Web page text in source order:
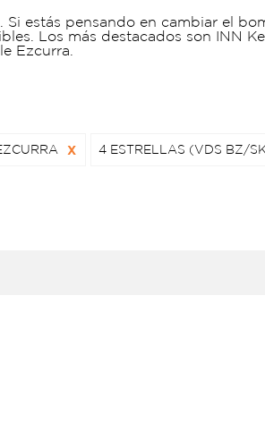
estás pensando en cambiar el
Los más destacados son INN
Ezcurra.
X 4 ESTRELLAS (VDS BZ/